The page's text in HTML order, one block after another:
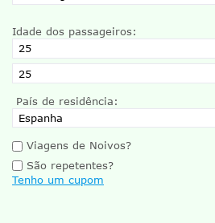
Idade dos passageiros:
País de residência:
Viagens de Noivos?
São repetentes?
Tenho um cupom